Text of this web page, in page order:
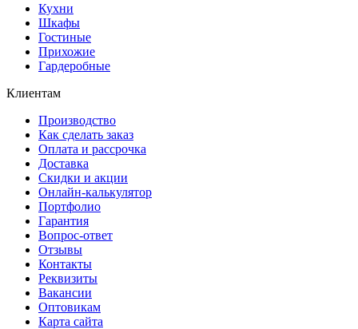
Кухни
Шкафы
Гостиные
Прихожие
Гардеробные
Клиентам
Производство
Как сделать заказ
Оплата и рассрочка
Доставка
Скидки и акции
Онлайн-калькулятор
Портфолио
Гарантия
Вопрос-ответ
Отзывы
Контакты
Реквизиты
Вакансии
Оптовикам
Карта сайта